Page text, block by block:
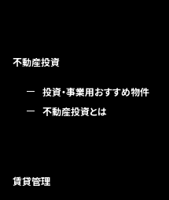
不動産投資
投資・事業用おすすめ物件
不動産投資とは
賃貸管理